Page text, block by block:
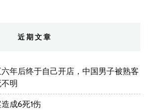
近期文章
年后终于自己开店，中国男子被熟客
明
成6死1伤